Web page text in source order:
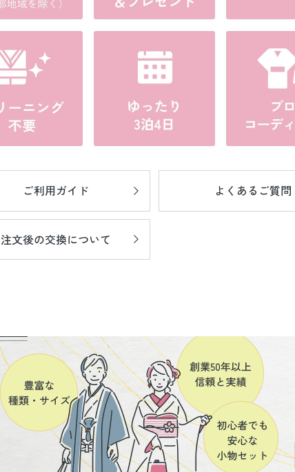
ご利用ガイド よくあるご質問
注文後の交換について